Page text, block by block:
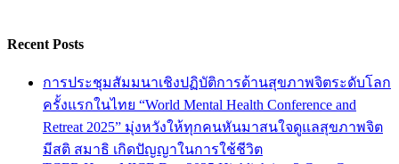
Recent Posts
การประชุมสัมมนาเชิงปฏิบัติการด้านสุขภาพจิตระดับโลก
ครั้งแรกในไทย “World Mental Health Conference and
Retreat 2025” มุ่งหวังให้ทุกคนหันมาสนใจดูแลสุขภาพจิต
มีสติ สมาธิ เกิดปัญญาในการใช้ชีวิต